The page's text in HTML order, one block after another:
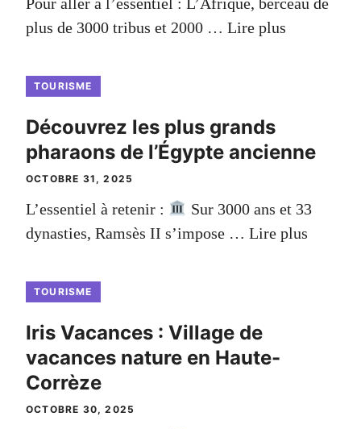
plus de 3000 tribus et 2000 … Lire plus
TOURISME
Découvrez les plus grands
pharaons de l’Égypte ancienne
OCTOBRE 31, 2025
L’essentiel à retenir :
Sur 3000 ans et 33
dynasties, Ramsès II s’impose … Lire plus
TOURISME
Iris Vacances : Village de
vacances nature en Haute-
Corrèze
OCTOBRE 30, 2025